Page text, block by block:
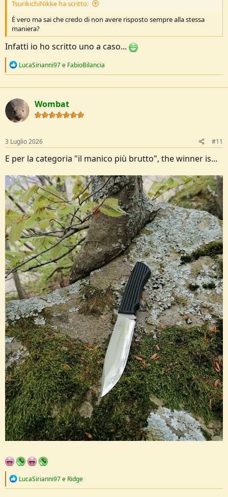
TsurikichiNikke ha scritto:
È vero ma sai che credo di non avere risposto sempre alla stessa
maniera?
Infatti io ho scritto uno a caso...
R
c
t
i
o
n
LucaSirianni97e FabioBilancia
Wombat
3 Luglio 2026 #11
E per la categoria "il manico più brutto", the winner is...
RLucaSirianni97e Ridge